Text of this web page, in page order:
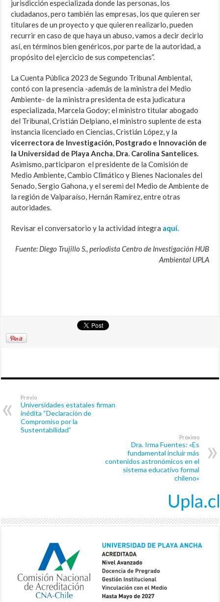
jurisdicción especializada donde las personas, los
ciudadanos, pero también las empresas, los que quieren ser
titulares de un proyecto y que quieren realizarlo, pueden
recurrir en caso de que haya un abuso, vamos a decir decirlo
así, en términos bien genéricos, por parte de la autoridad, a
propósito del ejercicio de sus competencias”.
La Cuenta Pública 2023 de Segundo Tribunal Ambiental,
contó con la presencia -además de la ministra del Medio
Ambiente- de la ministra presidenta de esta judicatura
especializada, Marcela Godoy; el ministro titular abogado
del Tribunal, Cristián Delpiano, el ministro suplente de esta
instancia licenciado en Ciencias, Cristián López, y la
vicerrectora de Investigación, Postgrado e Innovación de
la Universidad de Playa Ancha, Dra. Carolina Santelices.
Asimismo, participaron el presidente de la Comisión de
Medio Ambiente, Cambio Climático y Bienes Nacionales del
Senado, Sergio Gahona, y el seremi del Medio de Ambiente de
la región de Valparaíso, Hernán Ramírez, entre otras
autoridades.
Revisar el conversatorio y la actividad íntegra aquí.
Fuente: Diego Trujillo S., periodista Centro de Investigación HUB
Ambiental UPLA
Previo
Universidades estatales firman
inédita “Declaración de
Compromiso por la
Sustentabilidad”
Próximo
Dra. Irma Fuentes: «Es
fundamental incluir más
contenidos astronómicos en el
sistema educativo formal
chileno»